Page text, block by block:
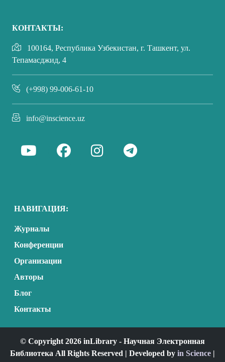
КОНТАКТЫ:
100164, Республика Узбекистан, г. Ташкент, ул.
Тепамасджид, 4
(+998) 99-006-61-10
info@inscience.uz
НАВИГАЦИЯ:
Журналы
Конференции
Организации
Авторы
Блог
Контакты
© Copyright 2026 inLibrary - Научная Электронная
Библиотека All Rights Reserved | Developed by in Science